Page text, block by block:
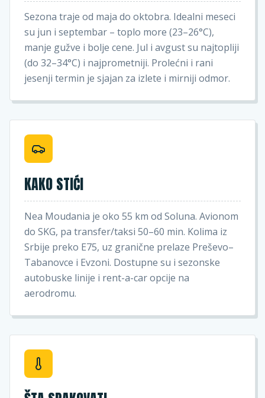
Sezona traje od maja do oktobra. Idealni meseci
su jun i septembar – toplo more (23–26°C),
manje gužve i bolje cene. Jul i avgust su najtopliji
(do 32–34°C) i najprometniji. Prolećni i rani
jesenji termin je sjajan za izlete i mirniji odmor.
KAKO STIĆI
Nea Moudania je oko 55 km od Soluna. Avionom
do SKG, pa transfer/taksi 50–60 min. Kolima iz
Srbije preko E75, uz granične prelaze Preševo–
Tabanovce i Evzoni. Dostupne su i sezonske
autobuske linije i rent-a-car opcije na
aerodromu.